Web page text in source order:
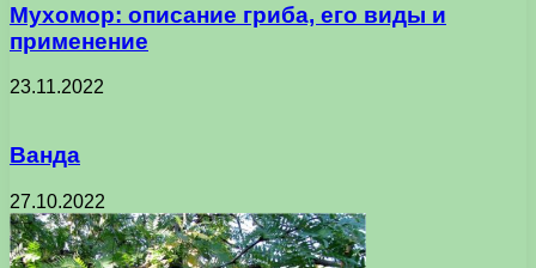
Мухомор: описание гриба, его виды и
применение
23.11.2022
Ванда
27.10.2022